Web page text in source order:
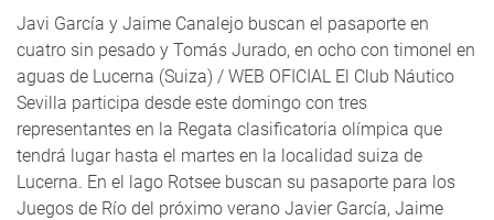
Javi García y Jaime Canalejo buscan el pasaporte en
cuatro sin pesado y Tomás Jurado, en ocho con timonel en
aguas de Lucerna (Suiza) / WEB OFICIAL El Club Náutico
Sevilla participa desde este domingo con tres
representantes en la Regata clasificatoria olímpica que
tendrá lugar hasta el martes en la localidad suiza de
Lucerna. En el lago Rotsee buscan su pasaporte para los
Juegos de Río del próximo verano Javier García, Jaime